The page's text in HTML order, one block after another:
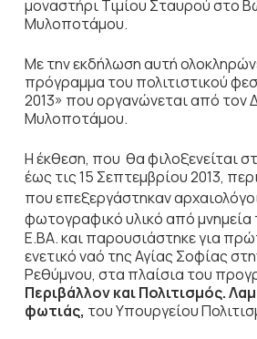
μοναστήρι Τιμίου Σταυρού στο
Μυλοποτάμου.
Με την εκδήλωση αυτή
πρόγραμμα του πολιτιστικού
2013» που οργανώνεται από τον
Μυλοποτάμου.
Η έκθεση, που θα φιλοξενείται
έως τις 15 Σεπτεμβρίου 2013,
που επεξεργάστηκαν
φωτογραφικό υλικό από μνημεία
Ε.ΒΑ. και παρουσιάστηκε για
ενετικό ναό της Αγίας Σοφίας
Ρεθύμνου, στα πλαίσια του
Περιβάλλον και Πολιτισμός.
φωτιάς, του Υπουργείου